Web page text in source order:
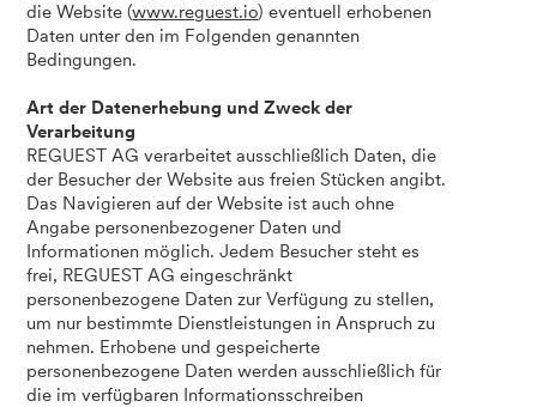
die Website (www.reguest.io) eventuell erhobenen
Daten unter den im Folgenden genannten
Bedingungen.
Art der Datenerhebung und Zweck der
Verarbeitung
REGUEST AG verarbeitet ausschließlich Daten, die
der Besucher der Website aus freien Stücken angibt.
Das Navigieren auf der Website ist auch ohne
Angabe personenbezogener Daten und
Informationen möglich. Jedem Besucher steht es
frei, REGUEST AG eingeschränkt
personenbezogene Daten zur Verfügung zu stellen,
um nur bestimmte Dienstleistungen in Anspruch zu
nehmen. Erhobene und gespeicherte
personenbezogene Daten werden ausschließlich für
die im verfügbaren Informationsschreiben